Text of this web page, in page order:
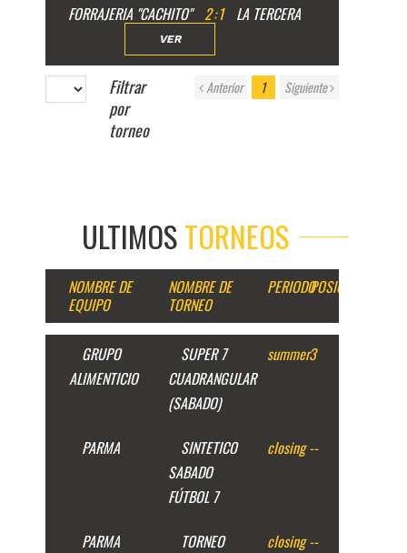
FORRAJERIA "CACHITO" 2:1 LA TERCERA
VER
Filtrar
por
torneo
Anterior 1 Siguiente
ULTIMOSTORNEOS
NOMBRE DE
EQUIPO
NOMBRE DE
TORNEO
PERIODOPOSICION
GRUPO
ALIMENTICIO
SUPER 7
CUADRANGULAR
(SABADO)
summer3
PARMA
SINTETICO
SABADO
FÚTBOL 7
closing --
PARMA
TORNEO
closing --